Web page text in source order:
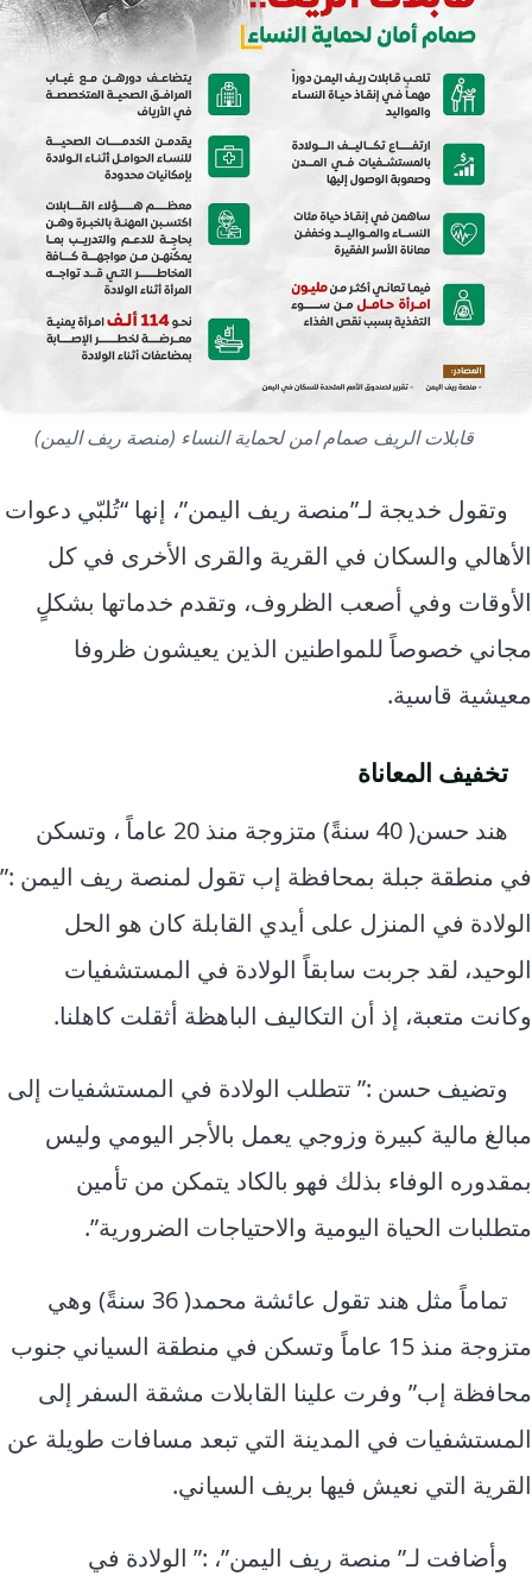
قابلات الريف صمام امن لحماية النساء (منصة ريف اليمن)
وتقول خديجة لـ”منصة ريف اليمن”، إنها “تُلبّي دعوات
الأهالي والسكان في القرية والقرى الأخرى في كل
الأوقات وفي أصعب الظروف، وتقدم خدماتها بشكلٍ
مجاني خصوصاً للمواطنين الذين يعيشون ظروفا
معيشية قاسية.
تخفيف المعاناة
هند حسن( 40 سنةً) متزوجة منذ 20 عاماً ، وتسكن
في منطقة جبلة بمحافظة إب تقول لمنصة ريف اليمن :”
الولادة في المنزل على أيدي القابلة كان هو الحل
الوحيد، لقد جربت سابقاً الولادة في المستشفيات
وكانت متعبة، إذ أن التكاليف الباهظة أثقلت كاهلنا.
وتضيف حسن :” تتطلب الولادة في المستشفيات إلى
مبالغ مالية كبيرة وزوجي يعمل بالأجر اليومي وليس
بمقدوره الوفاء بذلك فهو بالكاد يتمكن من تأمين
متطلبات الحياة اليومية والاحتياجات الضرورية”.
تماماً مثل هند تقول عائشة محمد( 36 سنةً) وهي
متزوجة منذ 15 عاماً وتسكن في منطقة السياني جنوب
محافظة إب” وفرت علينا القابلات مشقة السفر إلى
المستشفيات في المدينة التي تبعد مسافات طويلة عن
القرية التي نعيش فيها بريف السياني.
وأضافت لـ” منصة ريف اليمن”، :” الولادة في